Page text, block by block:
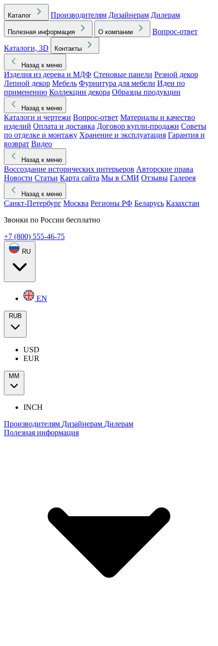
Каталог Производителям Дизайнерам Дилерам
Полезная информация О компании
Вопрос-ответ
Каталоги, 3D
Контакты
Назад к меню
Изделия из дерева и МДФ Стеновые панели Резной декор
Лепной декор Мебель Фурнитура для мебели Идеи по
применению Коллекции декора Образцы продукции
Назад к меню
Каталоги и чертежи Вопрос-ответ Материалы и качество
изделий Оплата и доставка Договор купли-продажи Советы
по отделке и монтажу Хранение и эксплуатация Гарантия и
возврат Видео
Назад к меню
Воссоздание исторических интерьеров Авторские права
Новости Статьи Карта сайта Мы в СМИ Отзывы Галерея
Назад к меню
Санкт-Петербург Москва Регионы РФ Беларусь Казахстан
Звонки по России бесплатно
+7 (800) 555-46-75
RU
EN
RUB
USD
EUR
ММ
INCH
Производителям Дизайнерам Дилерам
Полезная информация